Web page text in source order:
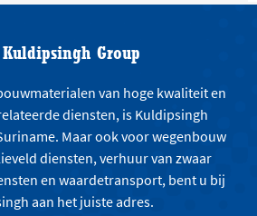
Group
van hoge kwaliteit en
diensten, is Kuldipsingh
Maar ook voor wegenbouw
diensten, verhuur van zwaar
en waardetransport, bent u bij
aan het juiste adres.